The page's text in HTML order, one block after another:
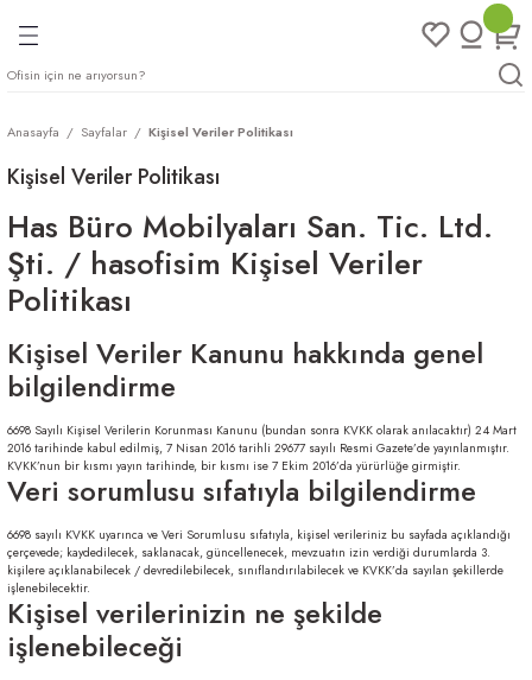
Anasayfa Sayfalar Kişisel Veriler Politikası
Kişisel Veriler Politikası
Has Büro Mobilyaları San. Tic. Ltd.
Şti. / hasofisim Kişisel Veriler
Politikası
Kişisel Veriler Kanunu hakkında genel
bilgilendirme
6698 Sayılı Kişisel Verilerin Korunması Kanunu (bundan sonra KVKK olarak anılacaktır) 24 Mart
2016 tarihinde kabul edilmiş, 7 Nisan 2016 tarihli 29677 sayılı Resmi Gazete’de yayınlanmıştır.
KVKK’nun bir kısmı yayın tarihinde, bir kısmı ise 7 Ekim 2016’da yürürlüğe girmiştir.
Veri sorumlusu sıfatıyla bilgilendirme
6698 sayılı KVKK uyarınca ve Veri Sorumlusu sıfatıyla, kişisel verileriniz bu sayfada açıklandığı
çerçevede; kaydedilecek, saklanacak, güncellenecek, mevzuatın izin verdiği durumlarda 3.
kişilere açıklanabilecek / devredilebilecek, sınıflandırılabilecek ve KVKK’da sayılan şekillerde
işlenebilecektir.
Kişisel verilerinizin ne şekilde
işlenebileceği